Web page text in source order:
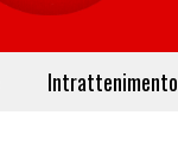
Intrattenimento